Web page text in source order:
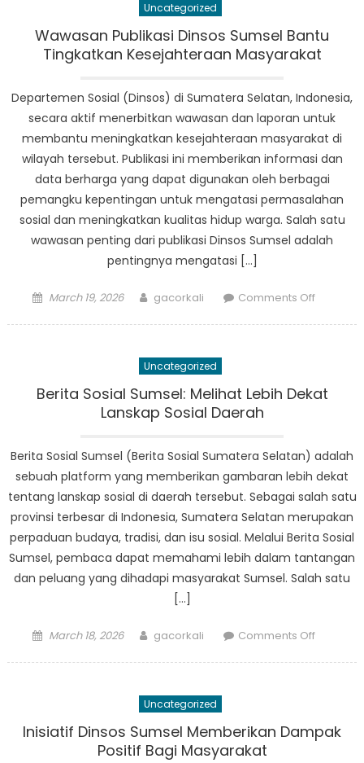
Tak
Selatan:
Para
Ahli
Lokal
Uncategorized
Wawasan Publikasi Dinsos Sumsel Bantu
Tingkatkan Kesejahteraan Masyarakat
Departemen Sosial (Dinsos) di Sumatera Selatan, Indonesia,
secara aktif menerbitkan wawasan dan laporan untuk
membantu meningkatkan kesejahteraan masyarakat di
wilayah tersebut. Publikasi ini memberikan informasi dan
data berharga yang dapat digunakan oleh berbagai
pemangku kepentingan untuk mengatasi permasalahan
sosial dan meningkatkan kualitas hidup warga. Salah satu
wawasan penting dari publikasi Dinsos Sumsel adalah
pentingnya mengatasi […]
Posted
March 19, 2026 Author
gacorkali Comments Offon
Bantu
Uncategorized
Berita Sosial Sumsel: Melihat Lebih Dekat
Lanskap Sosial Daerah
Berita Sosial Sumsel (Berita Sosial Sumatera Selatan) adalah
sebuah platform yang memberikan gambaran lebih dekat
tentang lanskap sosial di daerah tersebut. Sebagai salah satu
provinsi terbesar di Indonesia, Sumatera Selatan merupakan
perpaduan budaya, tradisi, dan isu sosial. Melalui Berita Sosial
Sumsel, pembaca dapat memahami lebih dalam tantangan
dan peluang yang dihadapi masyarakat Sumsel. Salah satu
[…]
Posted
March 18, 2026 Author
gacorkali Comments Offon
Lebih
Dekat
Uncategorized
Inisiatif Dinsos Sumsel Memberikan Dampak
Positif Bagi Masyarakat